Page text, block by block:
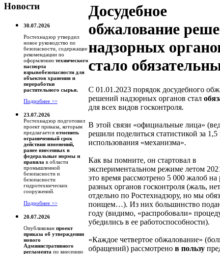
Новости
30.07.2026
Ростехнадзор утвердил
новое руководство по
безопасности, содержащее
рекомендации по
оформлению технического
паспорта
взрывобезопасности для
объектов хранения и
переработки
растительного сырья.
Подробнее >>
23.07.2026
Ростехнадзор подготовил
проект приказа, которым
предлагается отменить
ограниченный срок
действия изменений,
ранее внесенных в
федеральные нормы и
правила в области
промышленной
безопасности и
безопасности
гидротехнических
сооружений.
Подробнее >>
20.07.2026
Опубликован проект
приказа об утверждении
нового
Административного
регламента по внесению
Досудебное
обжалование
надзорных
стало
С 01.01.2023 порядок досудебного
решений надзорных органов стал
для всех видов госконтроля.
В этой связи «официальные лица»
решили поделиться статистикой за 1,5
использования «механизма».
Как вы помните, он стартовал в
экспериментальном режиме летом
это время рассмотрено 5 000 жалоб
разных органов госконтроля (жаль,
отдельно по Ростехнадзору, но мы
поищем…). Из них большинство
году (видимо, «распробовали»
убедились в ее работоспособности).
«Каждое четвертое обжалование»
обращений) рассмотрено в пользу